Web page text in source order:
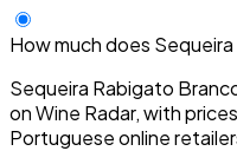
How much does
Sequeira Rabigato
on Wine Radar, with
Portuguese online